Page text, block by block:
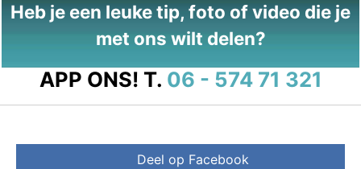
Heb je een leuke tip, foto of video die je
met ons wilt delen?
APP ONS! T. 06 - 574 71 321
Deel op Facebook